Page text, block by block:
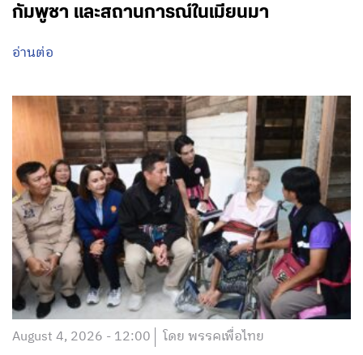
กัมพูชา และสถานการณ์ในเมียนมา
อ่านต่อ
August 4, 2026 - 12:00 โดย พรรคเพื่อไทย